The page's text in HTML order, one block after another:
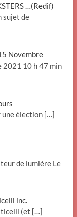
…(Redif)
sujet de
Novembre
2021 10 h 47 min
une élection […]
de lumière Le
inc.
(et […]